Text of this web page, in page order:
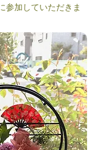
参加していただきま